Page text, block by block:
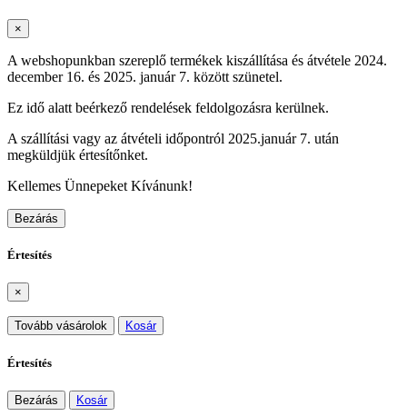
×
A webshopunkban szereplő termékek kiszállítása és átvétele 2024.
december 16. és 2025. január 7. között szünetel.
Ez idő alatt beérkező rendelések feldolgozásra kerülnek.
A szállítási vagy az átvételi időpontról 2025.január 7. után
megküldjük értesítőnket.
Kellemes Ünnepeket Kívánunk!
Bezárás
Értesítés
×
Tovább vásárolok Kosár
Értesítés
Bezárás Kosár